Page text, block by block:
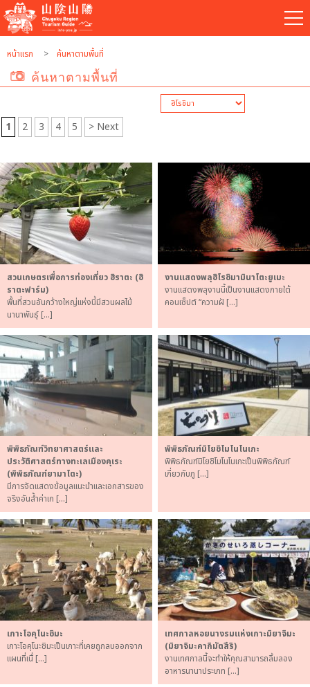
หน้าแรก ค้นหาตามพื้นที่
ค้นหาตามพื้นที่
1 2 3 4 5 > Next
สวนเกษตรเพื่อการท่องเที่ยว ฮิราตะ (ฮิ
ราตะฟาร์ม)
พื้นที่สวนอันกว้างใหญ่แห่งนี้มีสวนผลไม้
นานาพันธุ์ […]
งานแสดงพลุฮิโรชิมามินาโตะยูเมะ
งานแสดงพลุงานนี้เป็นงานแสดงภายใต้
คอนเซ็ปต์ “ความฝั […]
พิพิธภัณฑ์วิทยาศาสตร์และ
ประวัติศาสตร์ทางทะเลเมืองคุเระ
(พิพิธภัณฑ์ยามาโตะ)
มีการจัดแสดงข้อมูลแนะนำและเอกสารของ
จริงอันล้ำค่าเก […]
พิพิธภัณฑ์มิโยชิโมโนโนเกะ
พิพิธภัณฑ์มิโยชิโมโนโนเกะเป็นพิพิธภัณฑ์
เกี่ยวกับภู […]
เกาะโอคุโนะชิมะ
เกาะโอคุโนะชิมะเป็นเกาะที่เคยถูกลบออกจาก
แผนที่เนื่ […]
เทศกาลหอยนางรมแห่งเกาะมิยาจิมะ
(มิยาจิมะคากิมัตสึริ)
งานเทศกาลนี้จะทำให้คุณสามารถลิ้มลอง
อาหารนานาประเภท […]